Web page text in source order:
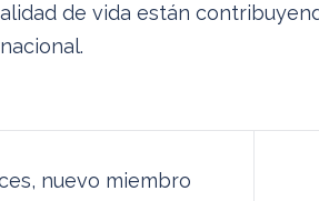
de vida están
nuevo miembro